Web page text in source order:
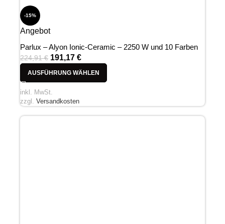
-15%
Angebot
Parlux – Alyon Ionic-Ceramic – 2250 W und 10 Farben
224,91€ 191,17 €
AUSFÜHRUNG WÄHLEN
inkl. MwSt.
zzgl. Versandkosten